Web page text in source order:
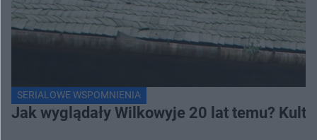
SERIALOWE WSPOMNIENIA
Jak wyglądały Wilkowyje 20 lat temu?